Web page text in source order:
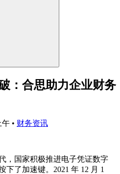
：合思助力企业财务
午 • 财务资讯
，国家积极推进电子凭证数字
下了加速键。2021 年 12 月 1